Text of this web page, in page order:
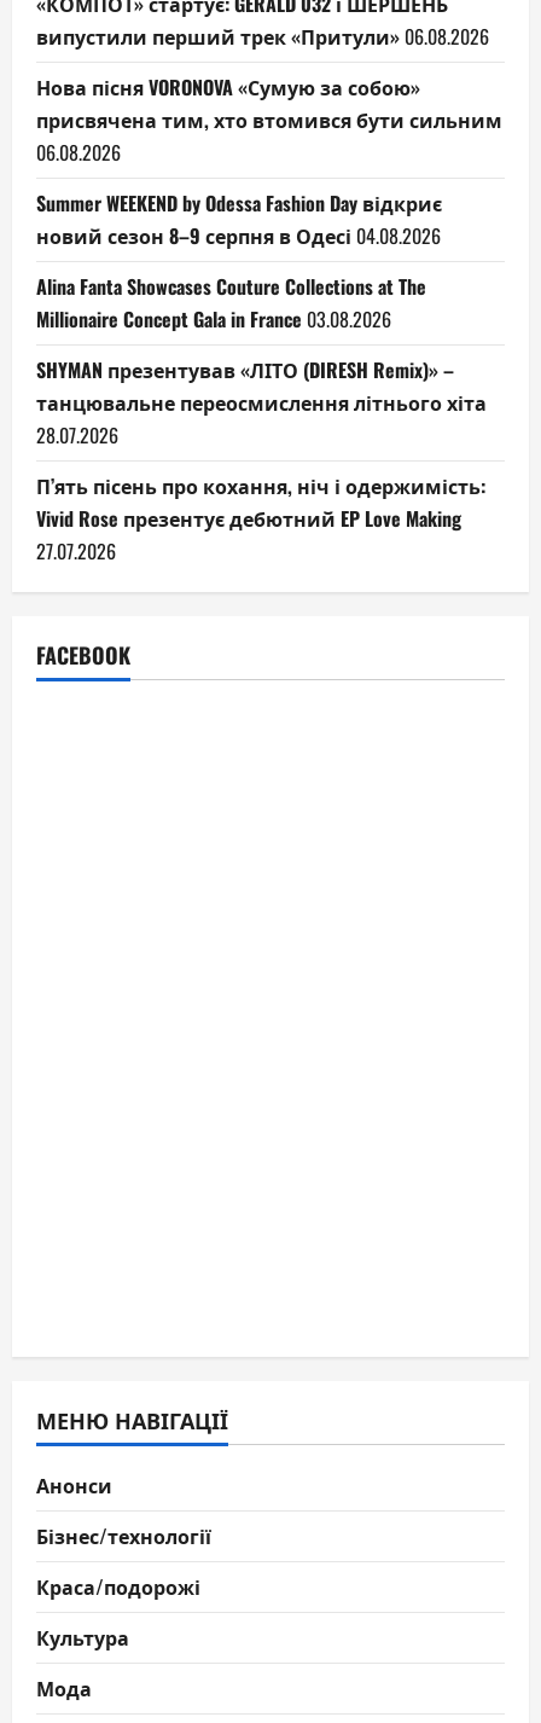
випустили перший трек «Притули» 06.08.2026
Нова пісня VORONOVA «Сумую за собою»
присвячена тим, хто втомився бути сильним
06.08.2026
Summer WEEKEND by Odessa Fashion Day відкриє
новий сезон 8–9 серпня в Одесі 04.08.2026
Alina Fanta Showcases Couture Collections at The
Millionaire Concept Gala in France 03.08.2026
SHYMAN презентував «ЛІТО (DIRESH Remix)» –
танцювальне переосмислення літнього хіта
28.07.2026
П’ять пісень про кохання, ніч і одержимість:
Vivid Rose презентує дебютний EP Love Making
27.07.2026
FACEBOOK
МЕНЮ НАВІГАЦІЇ
Анонси
Бізнес/технології
Краса/подорожі
Культура
Мода